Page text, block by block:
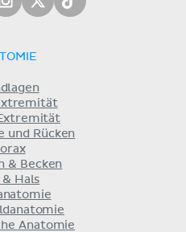
und Rücken
& Becken
& Hals
Anatomie